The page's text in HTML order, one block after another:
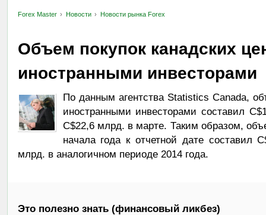
Forex Master Новости Новости рынка Forex
Объем покупок канадских
иностранными инвесторами
По данным агентства Statistics Canada,
иностранными инвесторами составил
C$22,6 млрд. в марте. Таким образом,
начала года к отчетной дате составил
млрд. в аналогичном периоде 2014 года.
Это полезно знать (финансовый ликбез)